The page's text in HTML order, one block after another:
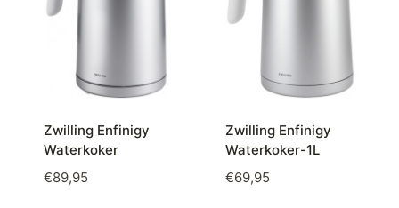
Zwilling Enfinigy
Waterkoker
€89,95
Zwilling Enfinigy
Waterkoker-1L
€69,95